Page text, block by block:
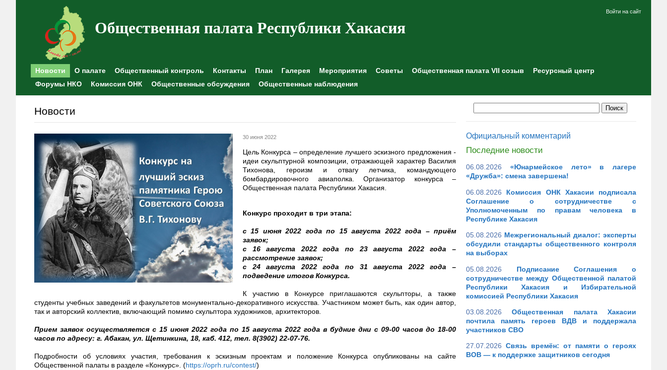
Общественная палата Республики Хакасия
Войти на сайт
Новости О палате Общественный контроль Контакты План Галерея Мероприятия Советы Общественная палата VII созыв
Ресурсный центр
Форумы НКО
Комиссия ОНК Общественные обсуждения Общественные наблюдения
Новости
30 июня 2022
Цель Конкурса – определение лучшего эскизного предложения -
идеи скульптурной композиции, отражающей характер Василия
Тихонова, героизм и отвагу летчика, командующего
бомбардировочного авиаполка. Организатор конкурса –
Общественная палата Республики Хакасия.
Конкурс проходит в три этапа:
с 15 июня 2022 года по 15 августа 2022 года – приём
заявок;
с 16 августа 2022 года по 23 августа 2022 года –
рассмотрение заявок;
с 24 августа 2022 года по 31 августа 2022 года –
подведение итогов Конкурса.
К участию в Конкурсе приглашаются скульпторы, а также
студенты учебных заведений и факультетов монументально-декоративного искусства. Участником может быть, как один автор,
так и авторский коллектив, включающий помимо скульптора художников, архитекторов.
Прием заявок осуществляется с 15 июня 2022 года по 15 августа 2022 года в будние дни с 09-00 часов до 18-00
часов по адресу: г. Абакан, ул. Щетинкина, 18, каб. 412, тел. 8(3902) 22-07-76.
Подробности об условиях участия, требования к эскизным проектам и положение Конкурса опубликованы на сайте
Общественной палаты в разделе «Конкурс». (https://oprh.ru/contest/)
Официальный комментарий
Последние новости
06.08.2026
«Юнармейское лето» в лагере
«Дружба»: смена завершена!
06.08.2026
Комиссия ОНК Хакасии подписала
Соглашение о сотрудничестве с
Уполномоченным по правам человека в
Республике Хакасия
05.08.2026 Межрегиональный диалог: эксперты
обсудили стандарты общественного контроля
на выборах
05.08.2026
Подписание Соглашения о
сотрудничестве между Общественной палатой
Республики Хакасия и Избирательной
комиссией Республики Хакасия
03.08.2026
Общественная палата Хакасии
почтила память героев ВДВ и поддержала
участников СВО
27.07.2026 Связь времён: от памяти о героях
ВОВ — к поддержке защитников сегодня